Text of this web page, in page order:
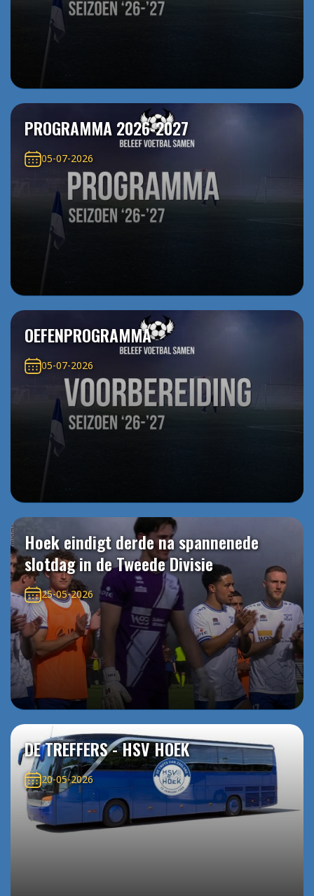
PROGRAMMA 2026-2027
05-07-2026
OEFENPROGRAMMA
05-07-2026
Hoek eindigt derde na spannenede
slotdag in de Tweede Divisie
25-05-2026
DE TREFFERS - HSV HOEK
20-05-2026